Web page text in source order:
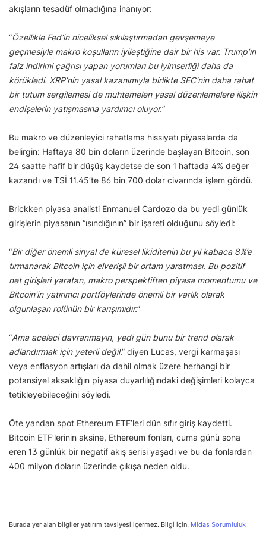
akışların tesadüf olmadığına inanıyor:
“Özellikle Fed’in niceliksel sıkılaştırmadan gevşemeye
geçmesiyle makro koşulların iyileştiğine dair bir his var. Trump’ın
faiz indirimi çağrısı yapan yorumları bu iyimserliği daha da
körükledi. XRP’nin yasal kazanımıyla birlikte SEC’nin daha rahat
bir tutum sergilemesi de muhtemelen yasal düzenlemelere ilişkin
endişelerin yatışmasına yardımcı oluyor.”
Bu makro ve düzenleyici rahatlama hissiyatı piyasalarda da
belirgin: Haftaya 80 bin doların üzerinde başlayan Bitcoin, son
24 saatte hafif bir düşüş kaydetse de son 1 haftada 4% değer
kazandı ve TSİ 11.45’te 86 bin 700 dolar civarında işlem gördü.
Brickken piyasa analisti Enmanuel Cardozo da bu yedi günlük
girişlerin piyasanın “ısındığının” bir işareti olduğunu söyledi:
“Bir diğer önemli sinyal de küresel likiditenin bu yıl kabaca 8%’e
tırmanarak Bitcoin için elverişli bir ortam yaratması. Bu pozitif
net girişleri yaratan, makro perspektiften piyasa momentumu ve
Bitcoin’in yatırımcı portföylerinde önemli bir varlık olarak
olgunlaşan rolünün bir karışımıdır.”
“Ama aceleci davranmayın, yedi gün bunu bir trend olarak
adlandırmak için yeterli değil.” diyen Lucas, vergi karmaşası
veya enflasyon artışları da dahil olmak üzere herhangi bir
potansiyel aksaklığın piyasa duyarlılığındaki değişimleri kolayca
tetikleyebileceğini söyledi.
Öte yandan spot Ethereum ETF’leri dün sıfır giriş kaydetti.
Bitcoin ETF’lerinin aksine, Ethereum fonları, cuma günü sona
eren 13 günlük bir negatif akış serisi yaşadı ve bu da fonlardan
400 milyon doların üzerinde çıkışa neden oldu.
Burada yer alan bilgiler yatırım tavsiyesi içermez. Bilgi için: Midas Sorumluluk